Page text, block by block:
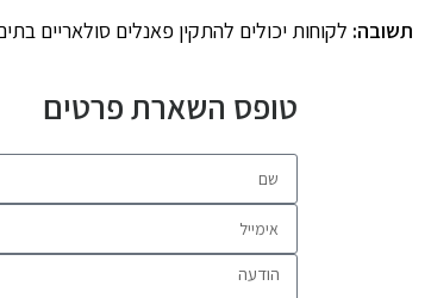
תשובה: לקוחות יכולים להתקין פאנלים סולאריים
טופס השארת פרטים